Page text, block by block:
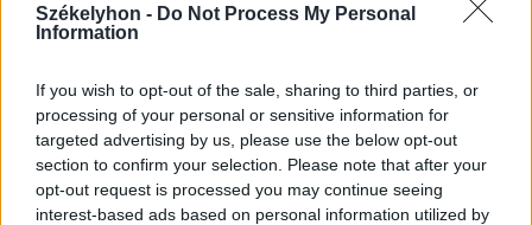
Székelyhon - Do Not Process My Personal
Information
If you wish to opt-out of the sale, sharing to third parties, or
processing of your personal or sensitive information for
targeted advertising by us, please use the below opt-out
section to confirm your selection. Please note that after your
opt-out request is processed you may continue seeing
interest-based ads based on personal information utilized by
FOTÓ: PINTI ATTILA